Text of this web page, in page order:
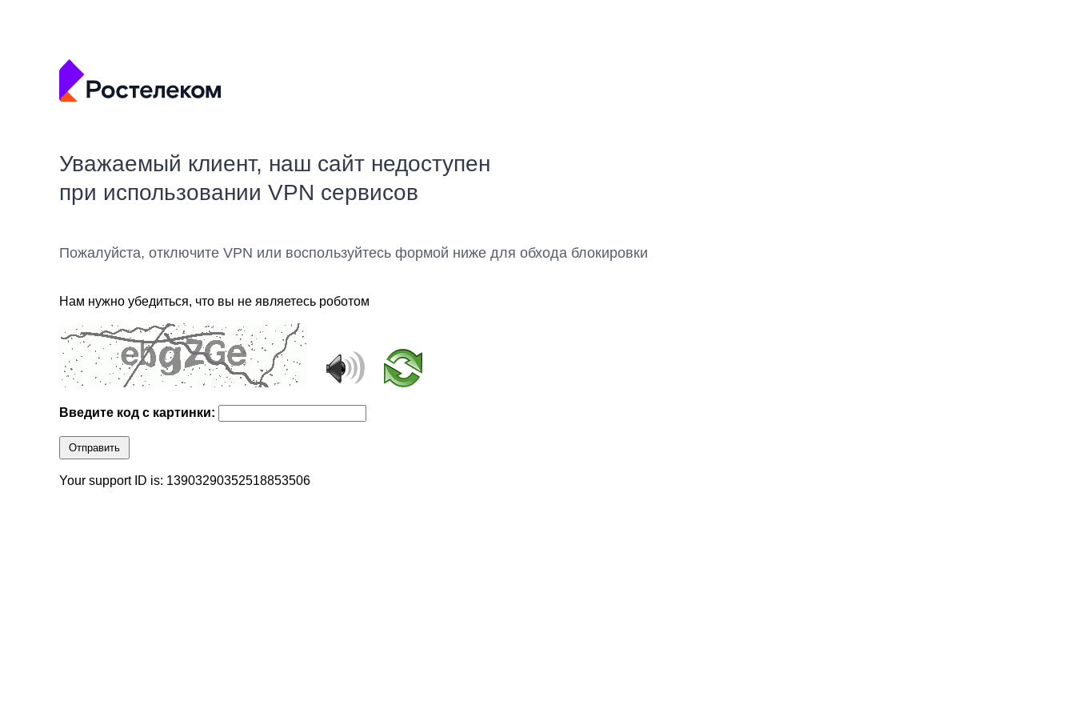
Уважаемый клиент, наш сайт недоступен
при использовании VPN сервисов
Пожалуйста, отключите VPN или воспользуйтесь формой ниже для обхода блокировки
Нам нужно убедиться, что вы не являетесь роботом
Введите код с картинки:
Отправить
Your support ID is: 13903290352518853506